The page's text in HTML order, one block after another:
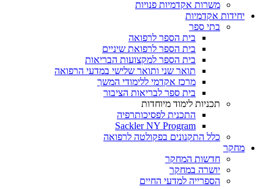
משרות אקדמיות פנויות
יחידות אקדמיות
בתי ספר
בית הספר לרפואה
בית הספר לרפואת שיניים
בית הספר למקצועות הבריאות
תואר שני ותואר שלישי במדעי הרפואה
מרכז אקדמי ללימודי המשך
בית ספר לבריאות הציבור
תכניות לימוד מיוחדות
התכנית לפסיכותרפיה
Sackler NY Program
כלל התקנונים בפקולטה לרפואה
מחקר
חדשות המחקר
יושרה במחקר
הספרייה למדעי החיים